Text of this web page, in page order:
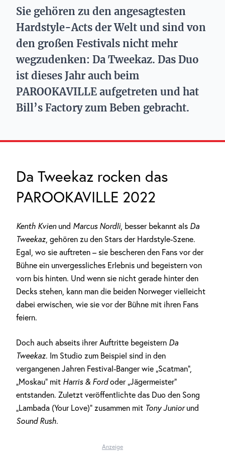
Sie gehören zu den angesagtesten
Hardstyle-Acts der Welt und sind von
den großen Festivals nicht mehr
wegzudenken: Da Tweekaz. Das Duo
ist dieses Jahr auch beim
PAROOKAVILLE aufgetreten und hat
Bill’s Factory zum Beben gebracht.
Da Tweekaz rocken das
PAROOKAVILLE 2022
Kenth Kvienund Marcus Nordli, besser bekannt als Da
Tweekaz, gehören zu den Stars der Hardstyle-Szene.
Egal, wo sie auftreten – sie bescheren den Fans vor der
Bühne ein unvergessliches Erlebnis und begeistern von
vorn bis hinten. Und wenn sie nicht gerade hinter den
Decks stehen, kann man die beiden Norweger vielleicht
dabei erwischen, wie sie vor der Bühne mit ihren Fans
feiern.
Doch auch abseits ihrer Auftritte begeistern Da
Tweekaz. Im Studio zum Beispiel sind in den
vergangenen Jahren Festival-Banger wie „Scatman“,
„Moskau“ mit Harris & Fordoder „Jägermeister“
entstanden. Zuletzt veröffentlichte das Duo den Song
„Lambada (Your Love)“ zusammen mit Tony Juniorund
Sound Rush.
Anzeige